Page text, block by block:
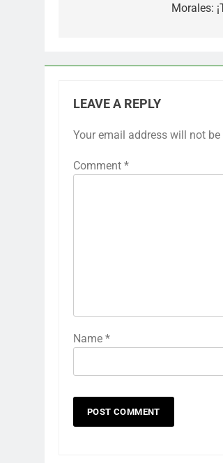
Morales:
LEAVE A REPLY
Your email address will not
Comment *
Name *